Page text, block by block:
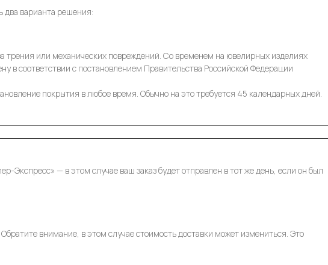
два варианта решения:
трения или механических повреждений. Со временем на ювелирных изделиях
в соответствии с постановлением Правительства Российской Федерации
покрытия в любое время. Обычно на это требуется 45 календарных дней.
Экспресс» — в этом случае ваш заказ будет отправлен в тот же день, если он был
внимание, в этом случае стоимость доставки может измениться. Это